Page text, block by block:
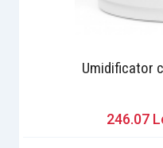
Umidificator
246.07